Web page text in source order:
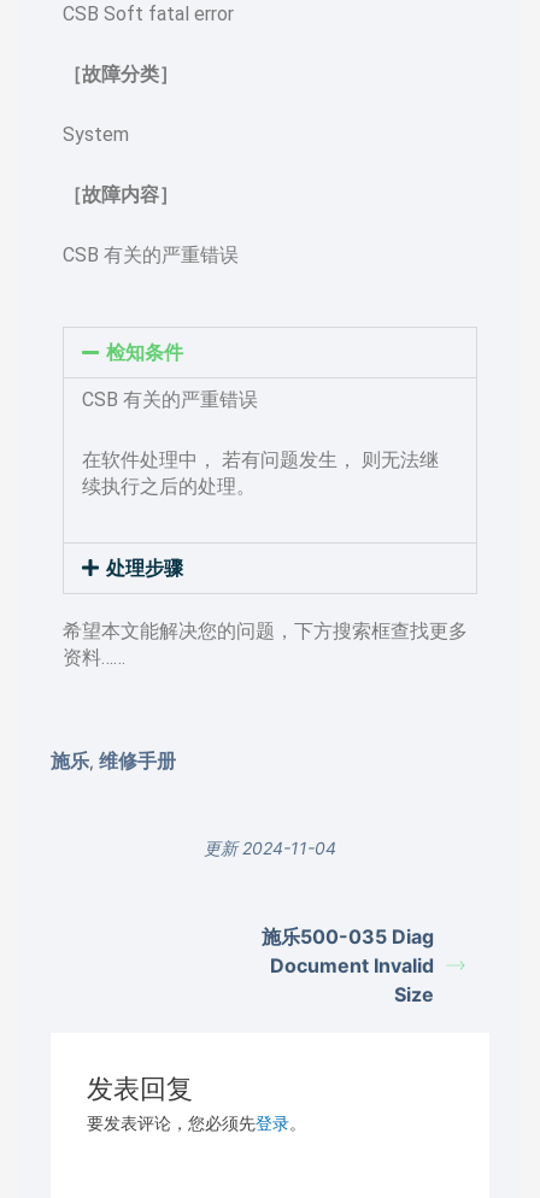
CSB Soft fatal error
［故障分类］
System
［故障内容］
CSB 有关的严重错误
检知条件
CSB 有关的严重错误
在软件处理中， 若有问题发生， 则无法继
续执行之后的处理。
处理步骤
希望本文能解决您的问题，下方搜索框查找更多
资料……
施乐,维修手册
更新 2024-11-04
施乐500-035 Diag
Document Invalid
Size
发表回复
要发表评论，您必须先登录。